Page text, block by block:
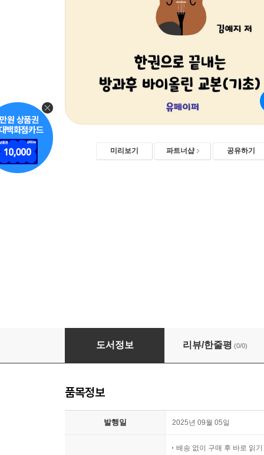
미리보기 파트너샵 공유하기
한권으로 끝내는 방과후 바이올린 교본(기초)
도서정보 리뷰/한줄평 (0/0)
품목정보
발행일 2025년 09월 05일
배송 없이 구매 후 바로 읽기